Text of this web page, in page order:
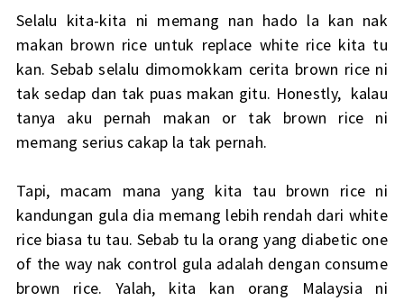
Selalu kita-kita ni memang nan hado la kan nak
makan brown rice untuk replace white rice kita tu
kan. Sebab selalu dimomokkam cerita brown rice ni
tak sedap dan tak puas makan gitu. Honestly, kalau
tanya aku pernah makan or tak brown rice ni
memang serius cakap la tak pernah.
Tapi, macam mana yang kita tau brown rice ni
kandungan gula dia memang lebih rendah dari white
rice biasa tu tau. Sebab tu la orang yang diabetic one
of the way nak control gula adalah dengan consume
brown rice. Yalah, kita kan orang Malaysia ni